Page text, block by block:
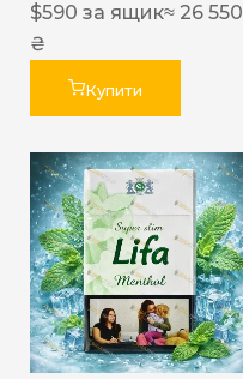
$590 за ящик≈ 26 550
₴
Купити